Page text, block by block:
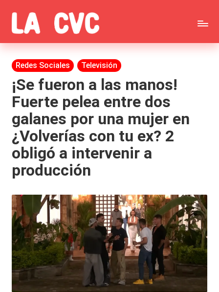
Saltar
al
contenido
C
o
p
u
c
h
a
s
y
F
ar
á
n
d
ul
Todas
las
noticias
de
la
farándula,
Realitys,
Tierra
Gran
Hermano
-
Tendencias
-
Publicada
en
Redes Sociales Televisión
¡Se fueron a las manos!
Fuerte pelea entre dos
galanes por una mujer en
¿Volverías con tu ex? 2
obligó a intervenir a
producción